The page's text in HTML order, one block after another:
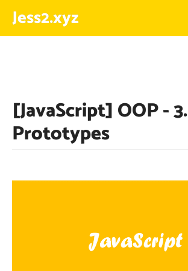
Jess2.xyz
[JavaScript] OOP - 3.
Prototypes